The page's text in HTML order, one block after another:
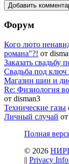
Форум
Кого люто
романа"?! от
Заказать свадьбу
Cвадьба под ключ
Магазин шин и
Re: Физиология
от disman3
Технические газы
Личный случай
Полная
© 2026
|| Privacy